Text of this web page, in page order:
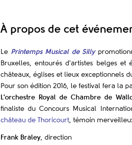
À propos de cet
Le Printemps Musical de Silly
Bruxelles, entourés d’artistes belges
châteaux, églises et lieux exceptionnels
Pour son édition 2016, le festival fera la
L’orchestre Royal de Chambre de
finaliste du Concours Musical
château de Thoricourt , témoin
Frank Braley, direction